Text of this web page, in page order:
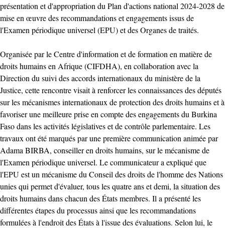
présentation et d'appropriation du Plan d'actions national 2024-2028 de
mise en œuvre des recommandations et engagements issus de
l'Examen périodique universel (EPU) et des Organes de traités.
Organisée par le Centre d'information et de formation en matière de
droits humains en Afrique (CIFDHA), en collaboration avec la
Direction du suivi des accords internationaux du ministère de la
Justice, cette rencontre visait à renforcer les connaissances des députés
sur les mécanismes internationaux de protection des droits humains et à
favoriser une meilleure prise en compte des engagements du Burkina
Faso dans les activités législatives et de contrôle parlementaire. Les
travaux ont été marqués par une première communication animée par
Adama BIRBA, conseiller en droits humains, sur le mécanisme de
l'Examen périodique universel. Le communicateur a expliqué que
l'EPU est un mécanisme du Conseil des droits de l'homme des Nations
unies qui permet d'évaluer, tous les quatre ans et demi, la situation des
droits humains dans chacun des États membres. Il a présenté les
différentes étapes du processus ainsi que les recommandations
formulées à l'endroit des États à l'issue des évaluations. Selon lui, le